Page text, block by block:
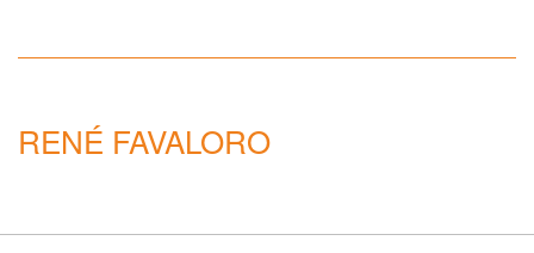
RENÉ FAVALORO